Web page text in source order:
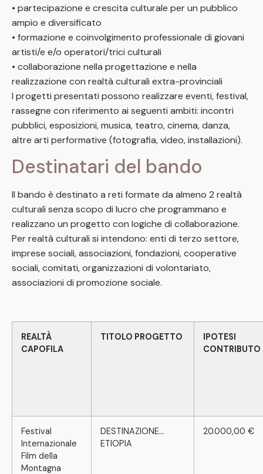
• partecipazione e crescita culturale per un pubblico
ampio e diversificato
• formazione e coinvolgimento professionale di giovani
artisti/e e/o operatori/trici culturali
• collaborazione nella progettazione e nella
realizzazione con realtà culturali extra-provinciali
I progetti presentati possono realizzare eventi, festival,
rassegne con riferimento ai seguenti ambiti: incontri
pubblici, esposizioni, musica, teatro, cinema, danza,
altre arti performative (fotografia, video, installazioni).
Destinatari del bando
Il bando è destinato a reti formate da almeno 2 realtà
culturali senza scopo di lucro che programmano e
realizzano un progetto con logiche di collaborazione.
Per realtà culturali si intendono: enti di terzo settore,
imprese sociali, associazioni, fondazioni, cooperative
sociali, comitati, organizzazioni di volontariato,
associazioni di promozione sociale.
REALTÀ
CAPOFILA
TITOLO PROGETTO
IPOTESI
CONTRIBUTO
Festival
Internazionale
Film della
Montagna
DESTINAZIONE…
ETIOPIA
20.000,00 €